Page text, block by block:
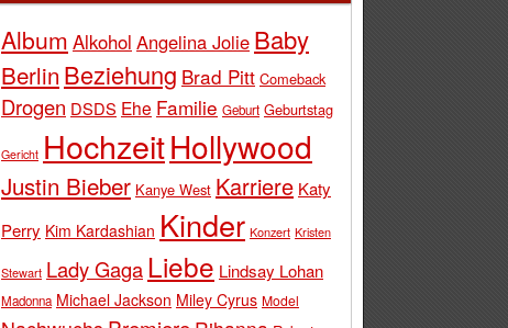
Album Alkohol Angelina Jolie Baby
Berlin Beziehung Brad Pitt Comeback
Drogen DSDS Ehe Familie Geburt Geburtstag
Gericht HochzeitHollywood
Justin Bieber Kanye West Karriere Katy
Perry Kim Kardashian Kinder Konzert Kristen
Stewart Lady Gaga Liebe Lindsay Lohan
Madonna Michael Jackson Miley Cyrus Model